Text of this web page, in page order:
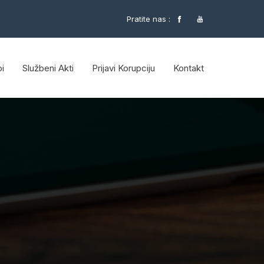
Pratite nas :
Službeni Akti Prijavi Korupciju Kontakt